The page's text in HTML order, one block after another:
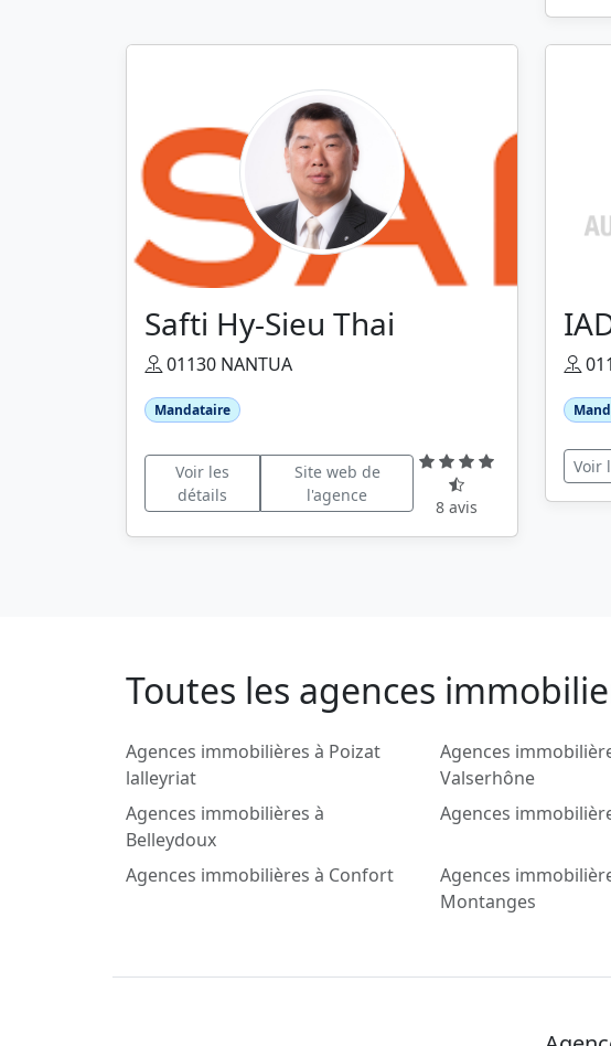
Safti Hy-Sieu Thai
01130 NANTUA
Mandataire
Voir les
détails
Site web de
l'agence
8 avis
Voir
Toutes les agences
Agences immobilières à Poizat
lalleyriat
Agences
Valserhône
Agences immobilières à
Belleydoux
Agences
Agences immobilières à Confort
Agences
Montanges